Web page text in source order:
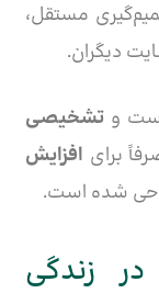
مستقل،
دیگران.
و تشخیصی
برای افزایش
شده است.
زندگی